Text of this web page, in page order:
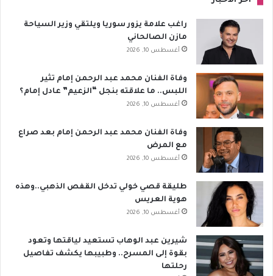
راغب علامة يزور سوريا ويلتقي وزير السياحة
مازن الصالحاني
أغسطس 10, 2026
وفاة الفنان محمد عبد الرحمن إمام تثير
اللبس.. ما علاقته بنجل “الزعيم” عادل إمام؟
أغسطس 10, 2026
وفاة الفنان محمد عبد الرحمن إمام بعد صراع
مع المرض
أغسطس 10, 2026
طليقة قصي خولي تدخل القفص الذهبي..وهذه
هوية العريس
أغسطس 10, 2026
شيرين عبد الوهاب تستعيد لياقتها وتعود
بقوة إلى المسرح.. وطبيبها يكشف تفاصيل
رحلتها